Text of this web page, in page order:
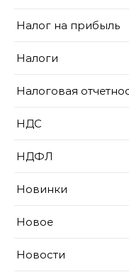
Налог на прибыль
Налоги
Налоговая
НДС
НДФЛ
Новинки
Новое
Новости